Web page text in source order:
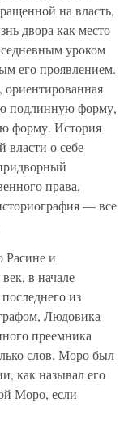
на власть,
двора как место
уроком
его проявлением.
ориентированная
подлинную форму,
форму. История
власти о себе
права,
— все
Расине и
в начале
из
Людовика
преемника
слов. Моро был
как называл его
Моро, если